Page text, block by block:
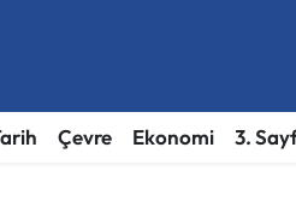
Çevre Ekonomi 3.